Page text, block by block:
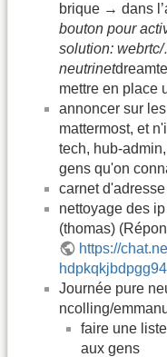
brique → dans
bouton pour
solution:
neutrinet
mettre en place
annoncer sur
mattermost, et
tech, hub-
gens qu'on
carnet
nettoyage des
(thomas)
https://
Journée pure
ncolling/
faire une
aux gens